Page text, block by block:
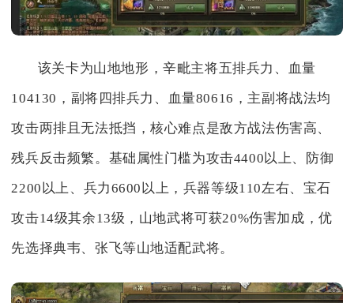
该关卡为山地地形，辛毗主将五排兵力、血量
104130，副将四排兵力、血量80616，主副将战法均
攻击两排且无法抵挡，核心难点是敌方战法伤害高、
残兵反击频繁。基础属性门槛为攻击4400以上、防御
2200以上、兵力6600以上，兵器等级110左右、宝石
攻击14级其余13级，山地武将可获20%伤害加成，优
先选择典韦、张飞等山地适配武将。